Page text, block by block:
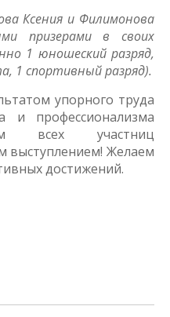
Ксения и Филимонова
призерами в своих
1 юношеский разряд,
1 спортивный разряд).
упорного труда
и профессионализма
всех участниц
выступлением! Желаем
достижений.